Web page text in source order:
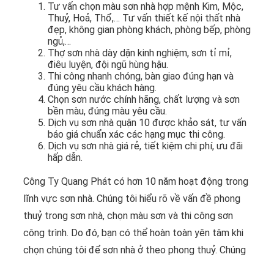
Tư vấn chọn màu sơn nhà hợp mệnh Kim, Mộc,
Thuỷ, Hoả, Thổ,… Tư vấn thiết kế nội thất nhà
đẹp, không gian phòng khách, phòng bếp, phòng
ngủ,…
Thợ sơn nhà dày dặn kinh nghiệm, sơn tỉ mỉ,
điêu luyện, đội ngũ hùng hậu.
Thi công nhanh chóng, bàn giao đúng hạn và
đúng yêu cầu khách hàng.
Chọn sơn nước chính hãng, chất lượng và sơn
bền màu, đúng màu yêu cầu.
Dịch vụ sơn nhà quận 10 được khảo sát, tư vấn
báo giá chuẩn xác các hạng mục thi công.
Dịch vụ sơn nhà giá rẻ, tiết kiệm chi phí, ưu đãi
hấp dẫn.
Công Ty Quang Phát có hơn 10 năm hoạt động trong
lĩnh vực sơn nhà. Chúng tôi hiểu rõ về vấn đề phong
thuỷ trong sơn nhà, chọn màu sơn và thi công sơn
công trình. Do đó, bạn có thể hoàn toàn yên tâm khi
chọn chúng tôi để sơn nhà ở theo phong thuỷ. Chúng